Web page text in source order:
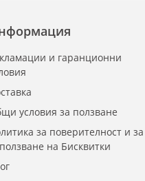
и гаранционни
условия за ползване
за поверителност и за
на Бисквитки